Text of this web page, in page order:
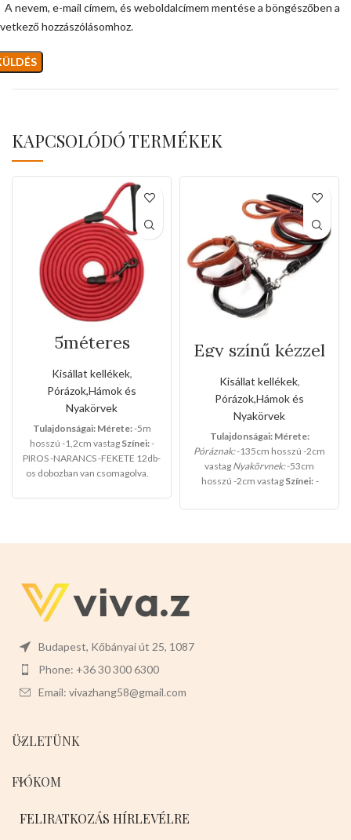
A nevem, e-mail címem, és weboldalcímem mentése a böngészőben a
hozzászólásomhoz.
KAPCSOLÓDÓ TERMÉKEK
5méteres
szalagos
kézipóráz
Kisállat kellékek,
Pórázok,Hámok és
Nyakörvek
Tulajdonságai: Mérete:-5m
hosszú -1,2cm vastag Színei:-
PIROS -NARANCS -FEKETE 12db-
os dobozban van csomagolva.
Egy színű kézzel
varrott bőr póráz
és nyakörv
szett(Kis méret)
Kisállat kellékek,
Pórázok,Hámok és
Nyakörvek
Tulajdonságai: Mérete:
Póráznak:-135cm hosszú -2cm
vastag Nyakörvnek:-53cm
hosszú -2cm vastag Színei: -
Budapest, Kőbányai út 25, 1087
Phone: +36 30 300 6300
Email: vivazhang58@gmail.com
ÜZLETÜNK
FIÓKOM
FELIRATKOZÁS HÍRLEVÉLRE